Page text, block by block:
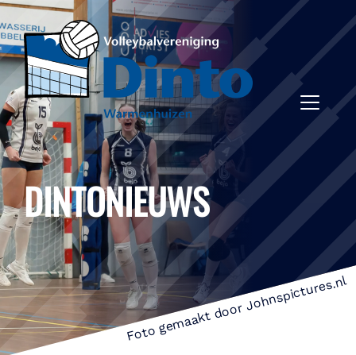
Foto gemaakt door Johnspictures.nl
DINTONIEUWS